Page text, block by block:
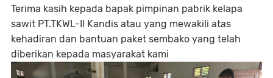
Terima kasih kepada bapak pimpinan pabrik kelapa
sawit PT.TKWL-II Kandis atau yang mewakili atas
kehadiran dan bantuan paket sembako yang telah
diberikan kepada masyarakat kami